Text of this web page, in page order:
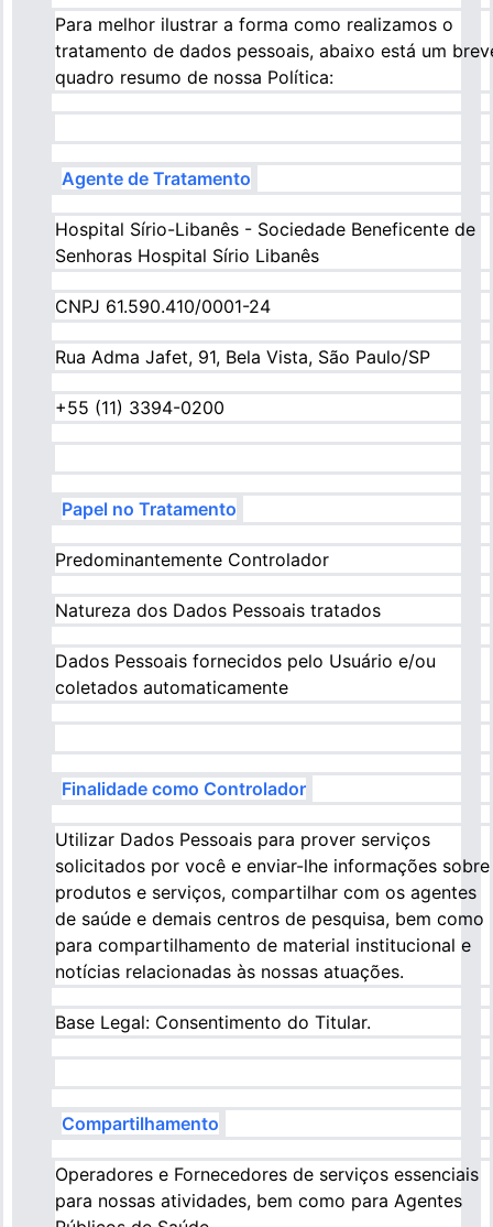
Para melhor ilustrar a forma como realizamos o
tratamento de dados pessoais, abaixo está um
quadro resumo de nossa Política:
Agente de Tratamento
Hospital Sírio-Libanês - Sociedade Beneficente de
Senhoras Hospital Sírio Libanês
CNPJ 61.590.410/0001-24
Rua Adma Jafet, 91, Bela Vista, São Paulo/SP
+55 (11) 3394-0200
Papel no Tratamento
Predominantemente Controlador
Natureza dos Dados Pessoais tratados
Dados Pessoais fornecidos pelo Usuário e/ou
coletados automaticamente
Finalidade como Controlador
Utilizar Dados Pessoais para prover serviços
solicitados por você e enviar-lhe informações sobre
produtos e serviços, compartilhar com os agentes
de saúde e demais centros de pesquisa, bem como
para compartilhamento de material institucional e
notícias relacionadas às nossas atuações.
Base Legal: Consentimento do Titular.
Compartilhamento
Operadores e Fornecedores de serviços essenciais
para nossas atividades, bem como para Agentes